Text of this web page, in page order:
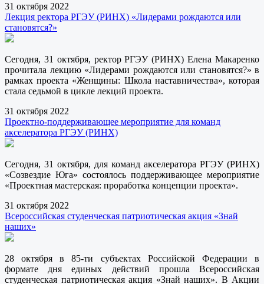
31 октября 2022
Лекция ректора РГЭУ (РИНХ) «Лидерами рождаются или
становятся?»
Сегодня, 31 октября, ректор РГЭУ (РИНХ) Елена Макаренко
прочитала лекцию «Лидерами рождаются или становятся?» в
рамках проекта «Женщины: Школа наставничества», которая
стала седьмой в цикле лекций проекта.
31 октября 2022
Проектно-поддерживающее мероприятие для команд
акселератора РГЭУ (РИНХ)
Сегодня, 31 октября, для команд акселератора РГЭУ (РИНХ)
«Созвездие Юга» состоялось поддерживающее мероприятие
«Проектная мастерская: проработка концепции проекта».
31 октября 2022
Всероссийская студенческая патриотическая акция «Знай
наших»
28 октября в 85-ти субъектах Российской Федерации в
формате дня единых действий прошла Всероссийская
студенческая патриотическая акция «Знай наших». В Акции